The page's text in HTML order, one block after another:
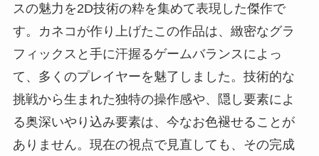
スの魅力を2D技術の粋を集めて表現した傑作で
す。カネコが作り上げたこの作品は、緻密なグラ
フィックスと手に汗握るゲームバランスによっ
て、多くのプレイヤーを魅了しました。技術的な
挑戦から生まれた独特の操作感や、隠し要素によ
る奥深いやり込み要素は、今なお色褪せることが
ありません。現在の視点で見直しても、その完成